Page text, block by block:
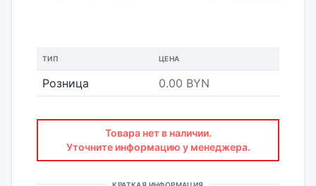
ТИП ЦЕНА
Розница 0.00 BYN
Товара нет в наличии.
Уточните информацию у менеджера.
КРАТКАЯ ИНФОРМАЦИЯ